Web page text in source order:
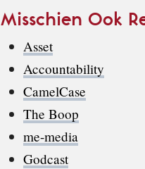
Misschien Ook
Asset
Accountability
CamelCase
The Boop
me-media
Godcast